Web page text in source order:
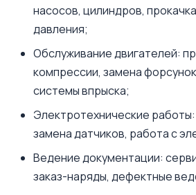
насосов, цилиндров,
давления;
Обслуживание двигателей:
компрессии, замена
системы впрыска;
Электротехнические
замена датчиков, работа с
Ведение документации:
заказ-наряды, дефектные